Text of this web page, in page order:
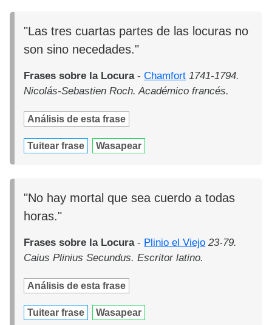
"Las tres cuartas partes de las locuras no
son sino necedades."
Frases sobre la Locura-Chamfort 1741-1794.
Nicolás-Sebastien Roch. Académico francés.
Análisis de esta frase
Tuitear frase Wasapear
"No hay mortal que sea cuerdo a todas
horas."
Frases sobre la Locura- Plinio el Viejo 23-79.
Caius Plinius Secundus. Escritor latino.
Análisis de esta frase
Tuitear frase Wasapear